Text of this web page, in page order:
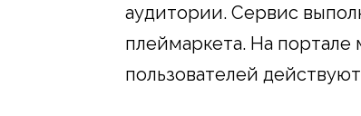
аудитории. Сервис
плеймаркета. На
пользователей